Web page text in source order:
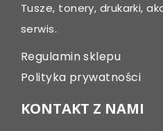
Tusze, tonery, drukarki,
serwis.
Regulamin sklepu
Polityka prywatności
KONTAKT Z NAMI